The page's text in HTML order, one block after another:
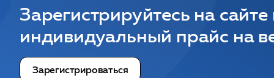
Зарегистрируйтесь на
индивидуальный прайс на
Зарегистрироваться